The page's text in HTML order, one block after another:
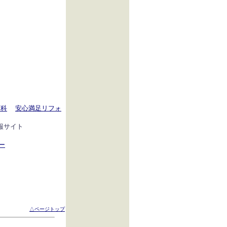
安心満足リフォ
イト
△ページトップ